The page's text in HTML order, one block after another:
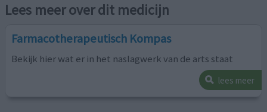
Lees meer over dit medicijn
Farmacotherapeutisch Kompas
Bekijk hier wat er in het naslagwerk van de arts staat
lees meer